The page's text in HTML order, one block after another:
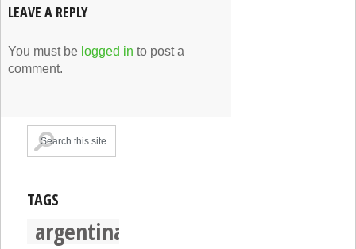
LEAVE A REPLY
You must be logged in to post a
comment.
TAGS
argentina